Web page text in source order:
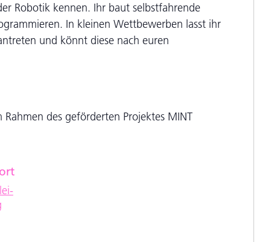
Robotik kennen. Ihr baut selbstfahrende
In kleinen Wettbewerben lasst ihr
und könnt diese nach euren
des geförderten Projektes MINT